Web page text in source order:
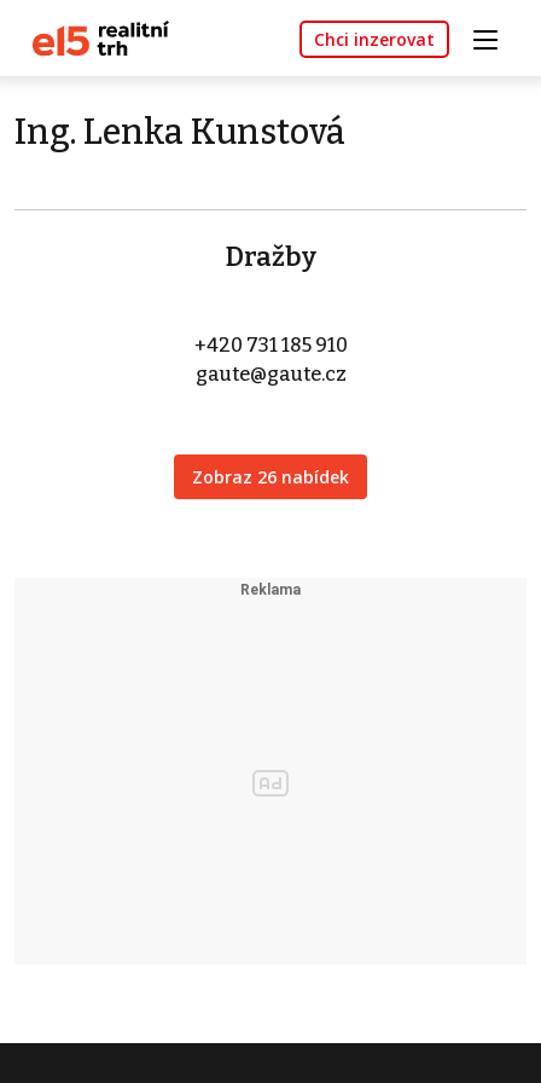
Chci inzerovat
Ing. Lenka Kunstová
Dražby
+420 731 185 910
gaute@gaute.cz
Zobraz 26 nabídek